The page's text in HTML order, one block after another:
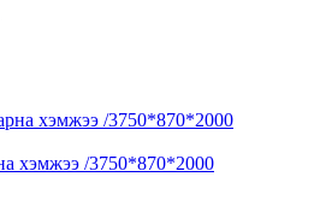
хэмжээ /3750*870*2000